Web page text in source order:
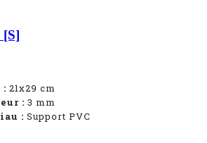
[S]
21x29 cm
: 3 mm
: Support PVC